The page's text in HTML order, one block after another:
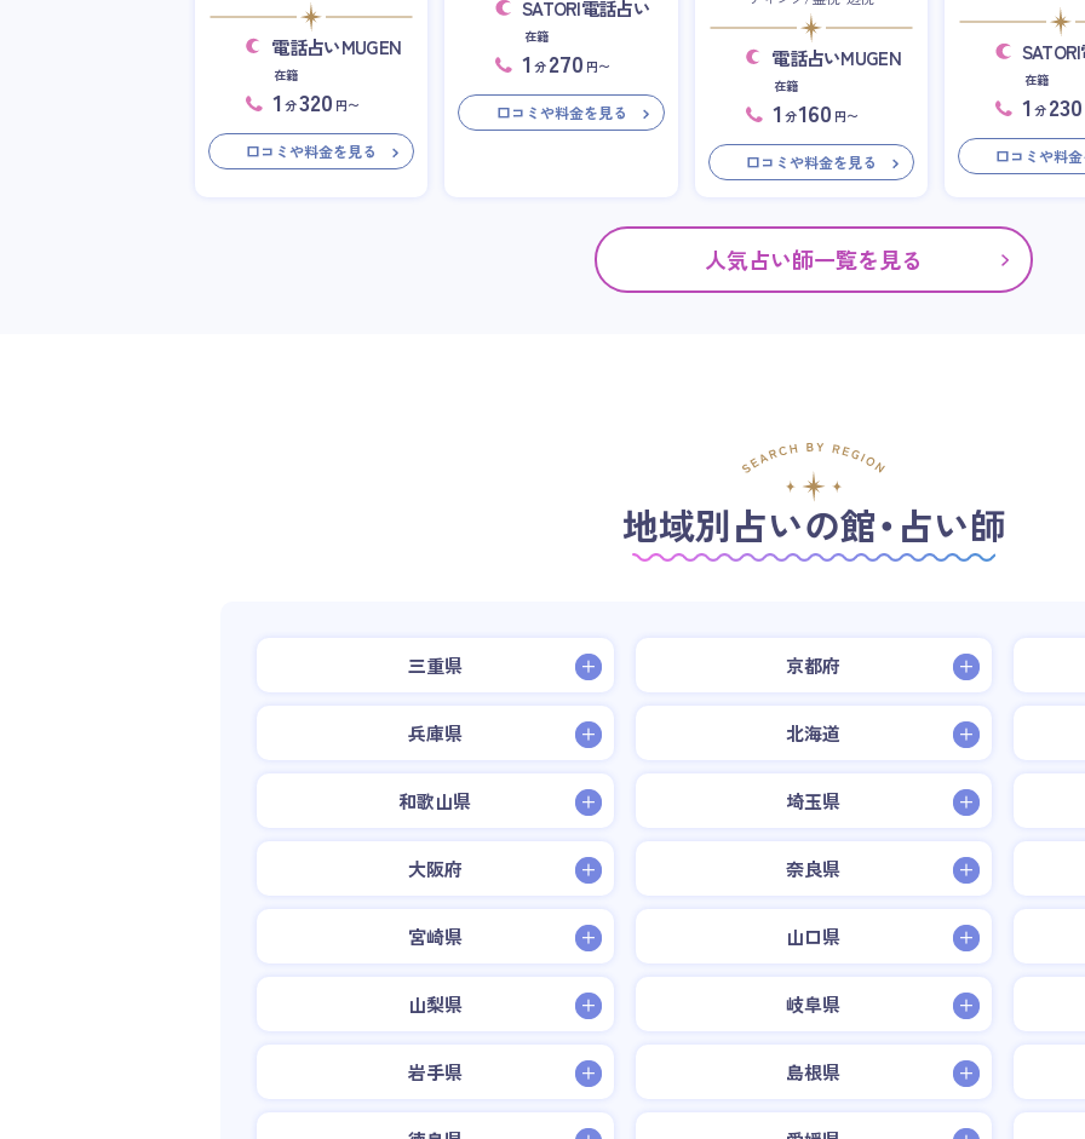
電話占いMUGEN
在籍
1 分320 円〜
口コミや料金を見る
SATORI電話占い
在籍
1 分 270 円〜
口コミや料金を見る
電話占いMUGEN
在籍
1 分160 円〜
口コミや料金を見る
在籍
1 分 230
口コミや料
人気占い師一覧を見る
地域別占いの館・占い師
三重県 京都府
兵庫県 北海道
和歌山県 埼玉県
大阪府 奈良県
宮崎県 山口県
山梨県 岐阜県
岩手県 島根県